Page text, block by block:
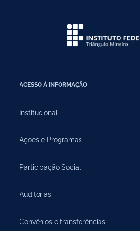
ACESSO À INFORMAÇÃO
Institucional
Ações e Programas
Participação Social
Auditorias
Convênios e transferências